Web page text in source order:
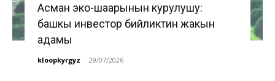
Асман эко-шаарынын курулушу:
башкы инвестор бийликтин жакын
адамы
kloopkyrgyz - 29/07/2026